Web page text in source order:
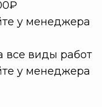
у менеджера
все виды работ
у менеджера